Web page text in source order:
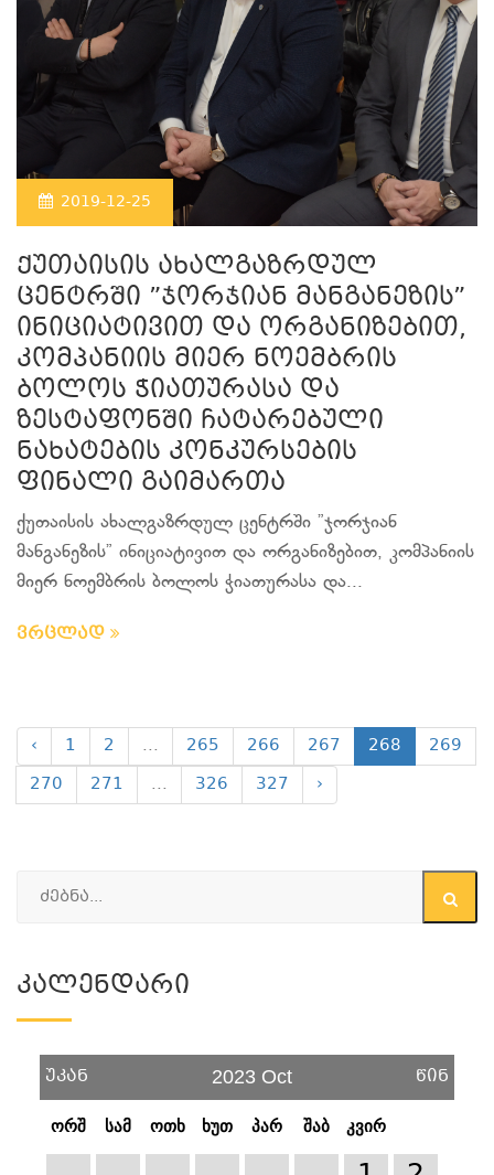
2019-12-25
ქუთაისის ახალგაზრდულ
ცენტრში ”ჯორჯიან მანგანეზის”
ინიციატივით და ორგანიზებით,
კომპანიის მიერ ნოემბრის
ბოლოს ჭიათურასა და
ზესტაფონში ჩატარებული
ნახატების კონკურსების
ფინალი გაიმართა
ქუთაისის ახალგაზრდულ ცენტრში ”ჯორჯიან
მანგანეზის” ინიციატივით და ორგანიზებით, კომპანიის
მიერ ნოემბრის ბოლოს ჭიათურასა და...
ვრცლად
‹ 1 2 ... 265 266 267 268
269
270
271 ... 326 327 ›
Კალენდარი
უკან 2023 Oct წინ
ორშ სამ ოთხ ხუთ პარ შაბ კვირ